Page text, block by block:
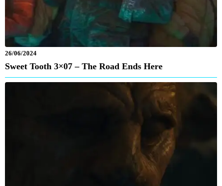
26/06/2024
Sweet Tooth 3×07 – The Road Ends Here